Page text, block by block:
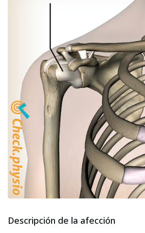
Descripción de la afección